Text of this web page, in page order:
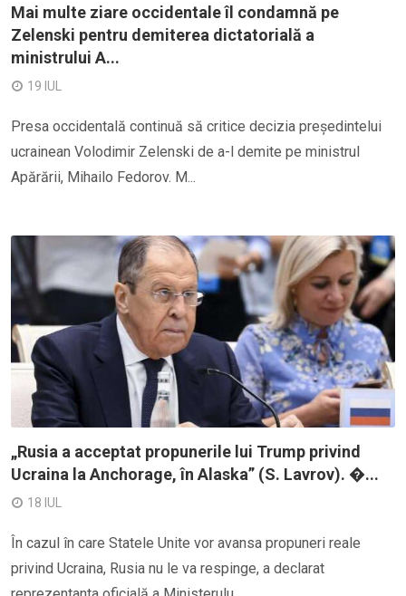
Mai multe ziare occidentale îl condamnă pe
Zelenski pentru demiterea dictatorială a
ministrului A...
19 IUL
Presa occidentală continuă să critice decizia președintelui
ucrainean Volodimir Zelenski de a-l demite pe ministrul
Apărării, Mihailo Fedorov. M...
„Rusia a acceptat propunerile lui Trump privind
Ucraina la Anchorage, în Alaska” (S. Lavrov). �...
18 IUL
În cazul în care Statele Unite vor avansa propuneri reale
privind Ucraina, Rusia nu le va respinge, a declarat